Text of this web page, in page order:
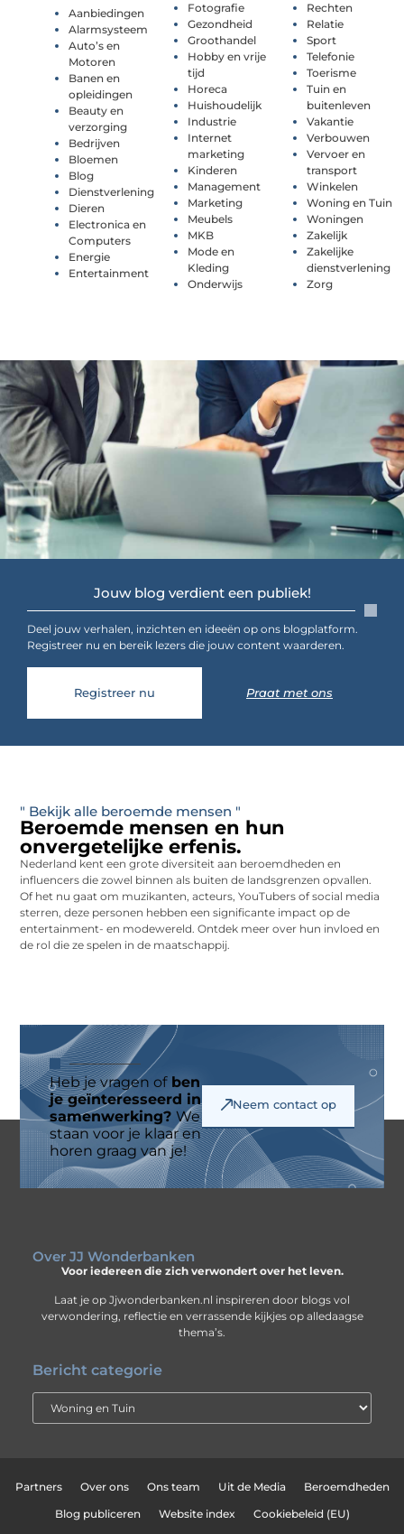
Aanbiedingen
Alarmsysteem
Auto’s en
Motoren
Banen en
opleidingen
Beauty en
verzorging
Bedrijven
Bloemen
Blog
Dienstverlening
Dieren
Electronica en
Computers
Energie
Entertainment
Fotografie
Gezondheid
Groothandel
Hobby en vrije
tijd
Horeca
Huishoudelijk
Industrie
Internet
marketing
Kinderen
Management
Marketing
Meubels
MKB
Mode en
Kleding
Onderwijs
Rechten
Relatie
Sport
Telefonie
Toerisme
Tuin en
buitenleven
Vakantie
Verbouwen
Vervoer en
transport
Winkelen
Woning en Tuin
Woningen
Zakelijk
Zakelijke
dienstverlening
Zorg
Jouw blog verdient een publiek!
Deel jouw verhalen, inzichten en ideeën op ons blogplatform.
Registreer nu en bereik lezers die jouw content waarderen.
Registreer nu Praat met ons
" Bekijk alle beroemde mensen "
Beroemde mensen en hun
onvergetelijke erfenis.
Nederland kent een grote diversiteit aan beroemdheden en
influencers die zowel binnen als buiten de landsgrenzen opvallen.
Of het nu gaat om muzikanten, acteurs, YouTubers of social media
sterren, deze personen hebben een significante impact op de
entertainment- en modewereld. Ontdek meer over hun invloed en
de rol die ze spelen in de maatschappij.
Heb je vragen ofben
je geïnteresseerd in
samenwerking? We
staan voor je klaar en
horen graag van je!
Neem contact op
Over JJ Wonderbanken
Voor iedereen die zich verwondert over het leven.
Laat je op Jjwonderbanken.nl inspireren door blogs vol
verwondering, reflectie en verrassende kijkjes op alledaagse
thema’s.
Bericht categorie
Partners Over ons Ons team Uit de Media Beroemdheden
Blog publiceren Website index Cookiebeleid (EU)